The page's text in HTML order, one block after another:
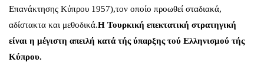
Επανάκτησης Κύπρου 1957),τον οποίο προωθεί σταδιακά,
αδίστακτα και μεθοδικά.Η Τουρκική επεκτατική στρατηγική
είναι η μέγιστη απειλή κατά τής ύπαρξης τού Ελληνισμού τής
Κύπρου.